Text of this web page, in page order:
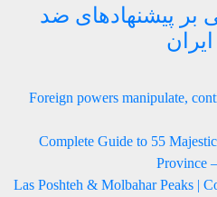
بر پیشنهادهای ضد
Foreign powers manipulate,
Complete Guide to 55
Province
Las Poshteh & Molbahar Peaks |